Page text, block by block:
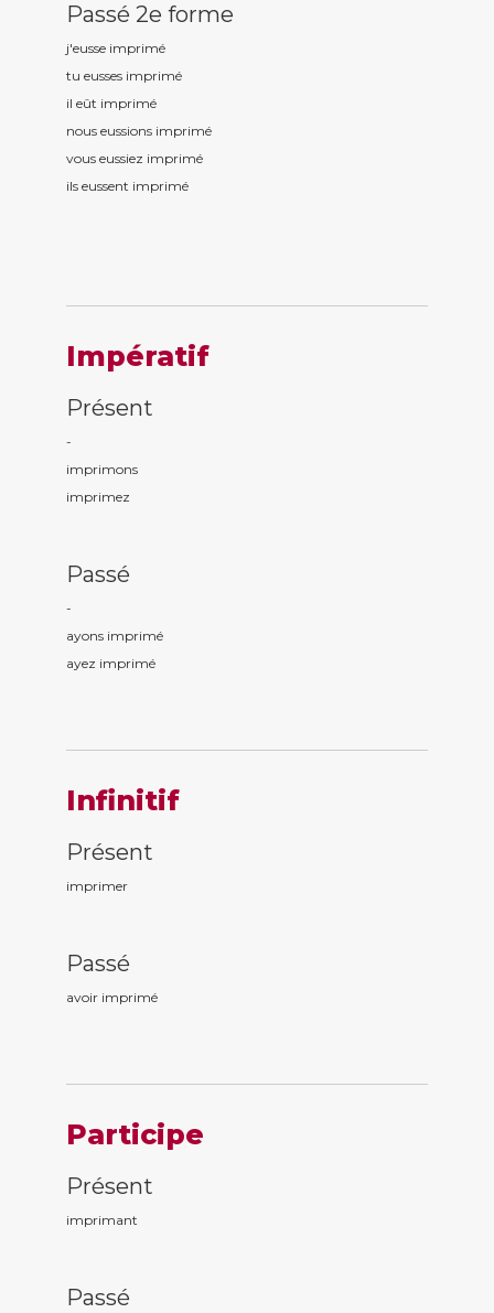
Passé 2e forme
j'eusse imprimé
tu eusses imprimé
il eût imprimé
nous eussions imprimé
vous eussiez imprimé
ils eussent imprimé
Impératif
Présent
-
imprimons
imprimez
Passé
-
ayons imprimé
ayez imprimé
Infinitif
Présent
imprimer
Passé
avoir imprimé
Participe
Présent
imprimant
Passé